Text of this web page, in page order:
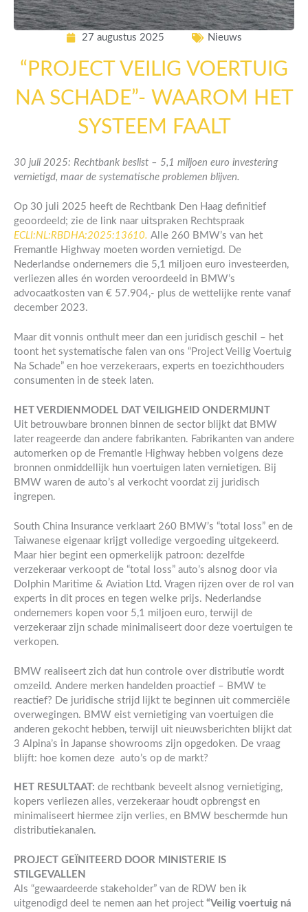
27 augustus 2025 Nieuws
“PROJECT VEILIG VOERTUIG
NA SCHADE”- WAAROM HET
SYSTEEM FAALT
30 juli 2025: Rechtbank beslist – 5,1 miljoen euro investering
vernietigd, maar de systematische problemen blijven.
Op 30 juli 2025 heeft de Rechtbank Den Haag definitief
geoordeeld; zie de link naar uitspraken Rechtspraak
ECLI:NL:RBDHA:2025:13610. Alle 260 BMW’s van het
Fremantle Highway moeten worden vernietigd. De
Nederlandse ondernemers die 5,1 miljoen euro investeerden,
verliezen alles én worden veroordeeld in BMW’s
advocaatkosten van € 57.904,- plus de wettelijke rente vanaf
december 2023.
Maar dit vonnis onthult meer dan een juridisch geschil – het
toont het systematische falen van ons “Project Veilig Voertuig
Na Schade” en hoe verzekeraars, experts en toezichthouders
consumenten in de steek laten.
HET VERDIENMODEL DAT VEILIGHEID ONDERMIJNT
Uit betrouwbare bronnen binnen de sector blijkt dat BMW
later reageerde dan andere fabrikanten. Fabrikanten van andere
automerken op de Fremantle Highway hebben volgens deze
bronnen onmiddellijk hun voertuigen laten vernietigen. Bij
BMW waren de auto’s al verkocht voordat zij juridisch
ingrepen.
South China Insurance verklaart 260 BMW’s “total loss” en de
Taiwanese eigenaar krijgt volledige vergoeding uitgekeerd.
Maar hier begint een opmerkelijk patroon: dezelfde
verzekeraar verkoopt de “total loss” auto’s alsnog door via
Dolphin Maritime & Aviation Ltd. Vragen rijzen over de rol van
experts in dit proces en tegen welke prijs. Nederlandse
ondernemers kopen voor 5,1 miljoen euro, terwijl de
verzekeraar zijn schade minimaliseert door deze voertuigen te
verkopen.
BMW realiseert zich dat hun controle over distributie wordt
omzeild. Andere merken handelden proactief – BMW te
reactief? De juridische strijd lijkt te beginnen uit commerciële
overwegingen. BMW eist vernietiging van voertuigen die
anderen gekocht hebben, terwijl uit nieuwsberichten blijkt dat
3 Alpina’s in Japanse showrooms zijn opgedoken. De vraag
blijft: hoe komen deze auto’s op de markt?
HET RESULTAAT: de rechtbank beveelt alsnog vernietiging,
kopers verliezen alles, verzekeraar houdt opbrengst en
minimaliseert hiermee zijn verlies, en BMW beschermde hun
distributiekanalen.
PROJECT GEÏNITEERD DOOR MINISTERIE IS
STILGEVALLEN
Als “gewaardeerde stakeholder” van de RDW ben ik
uitgenodigd deel te nemen aan het project “Veilig voertuig ná